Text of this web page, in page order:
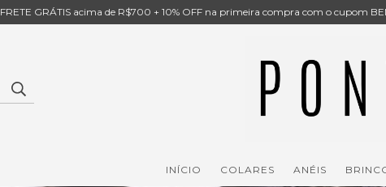
FRETE GRÁTIS acima de R$700 + 10% OFF na primeira compra com o cupom
INÍCIO COLARES ANÉIS